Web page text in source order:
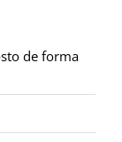
de forma